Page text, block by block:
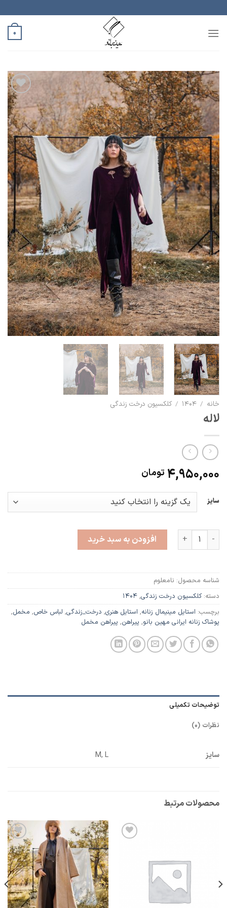
به
محتوا
0
افزودن
به
علاقه
مندی
ها
خانه / ۱۴۰۴ / کلکسیون درخت زندگی
لاله
4,950,000 تومان
سایز
لاله عدد افزودن به سبد خرید
شناسه محصول: نامعلوم
دسته:کلکسیون درخت زندگی, ۱۴۰۴
برچسب: استایل مینیمال زنانه, استایل هنری, درخت_زندگی, لباس خاص, مخمل,
پوشاک زنانه ایرانی مهین بانو, پیراهن, پیراهن مخمل
توضیحات تکمیلی
نظرات (0)
سایز M, L
محصولات مرتبط
افزودن
به
علاقه
مندی
ها